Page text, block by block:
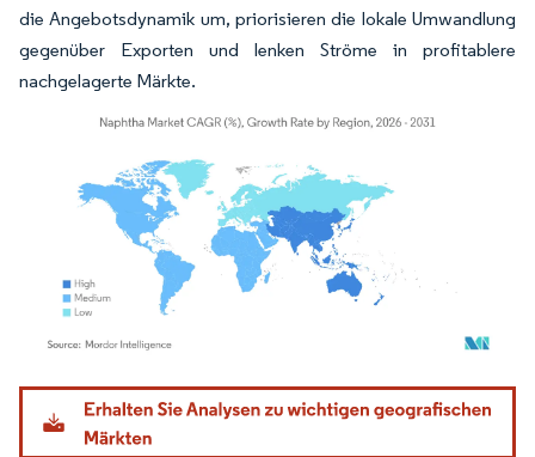
die Angebotsdynamik um, priorisieren die lokale Umwandlung
gegenüber Exporten und lenken Ströme in profitablere
nachgelagerte Märkte.
Bild © Mordor Intelligence. Wiederverwendung erfordert Namensnennung gemäß